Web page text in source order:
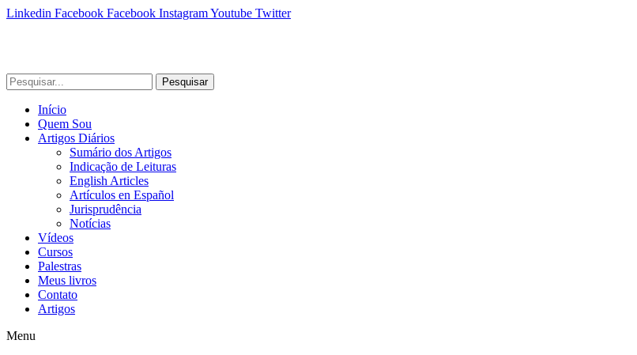
Linkedin Facebook Facebook InstagramYoutube Twitter
Pesquisar
Início
Quem Sou
Artigos Diários
Sumário dos Artigos
Indicação de Leituras
English Articles
Artículos en Español
Jurisprudência
Notícias
Vídeos
Cursos
Palestras
Meus livros
Contato
Artigos
Menu